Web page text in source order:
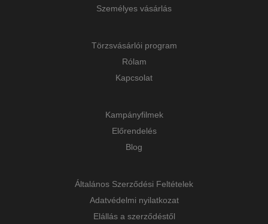
Személyes vásárlás
Törzsvásárlói program
Rólam
Kapcsolat
Kampányfilmek
Előrendelés
Blog
Általános Szerződési Feltételek
Adatvédelmi nyilatkozat
Elállás a szerződéstől